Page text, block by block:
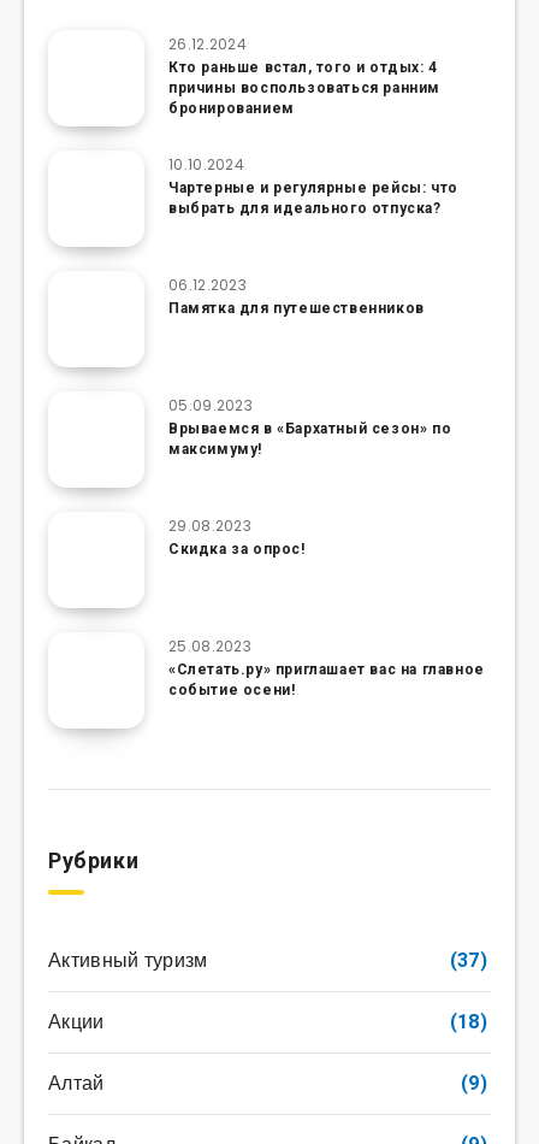
26.12.2024
Кто раньше встал, того и отдых: 4
причины воспользоваться ранним
бронированием
10.10.2024
Чартерные и регулярные рейсы: что
выбрать для идеального отпуска?
06.12.2023
Памятка для путешественников
05.09.2023
Врываемся в «Бархатный сезон» по
максимуму!
29.08.2023
Скидка за опрос!
25.08.2023
«Слетать.ру» приглашает вас на главное
событие осени!
Рубрики
Активный туризм (37)
Акции (18)
Алтай (9)